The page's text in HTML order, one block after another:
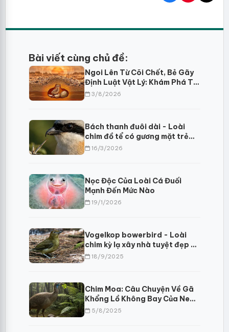
Bài viết cùng chủ đề:
Ngoi Lên Từ Cõi Chết, Bẻ Gãy
Định Luật Vật Lý: Khám Phá Trí
Tuệ Sinh Tồn Của Choi Choi Ai
3/8/2026
Bách thanh đuôi dài - Loài
chim đồ tể có gương mặt trẻ
thơ16/3/2026
Nọc Độc Của Loài Cá Đuối
Mạnh Đến Mức Nào
19/1/2026
Vogelkop bowerbird - Loài
chim kỳ lạ xây nhà tuyệt đẹp để
tán tỉnh
18/9/2025
Chim Moa: Câu Chuyện Về Gã
Khổng Lồ Không Bay Của New
Zealand
5/8/2025